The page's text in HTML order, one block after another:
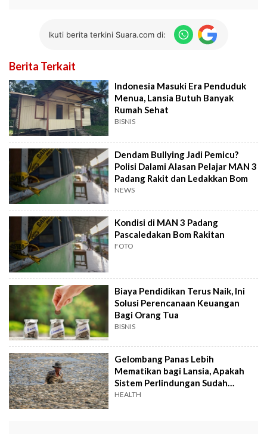
Ikuti berita terkini Suara.com di:
Berita Terkait
Indonesia Masuki Era Penduduk
Menua, Lansia Butuh Banyak
Rumah Sehat
BISNIS
Dendam Bullying Jadi Pemicu?
Polisi Dalami Alasan Pelajar MAN 3
Padang Rakit dan Ledakkan Bom
NEWS
Kondisi di MAN 3 Padang
Pascaledakan Bom Rakitan
FOTO
Biaya Pendidikan Terus Naik, Ini
Solusi Perencanaan Keuangan
Bagi Orang Tua
BISNIS
Gelombang Panas Lebih
Mematikan bagi Lansia, Apakah
Sistem Perlindungan Sudah
Memadai?
HEALTH